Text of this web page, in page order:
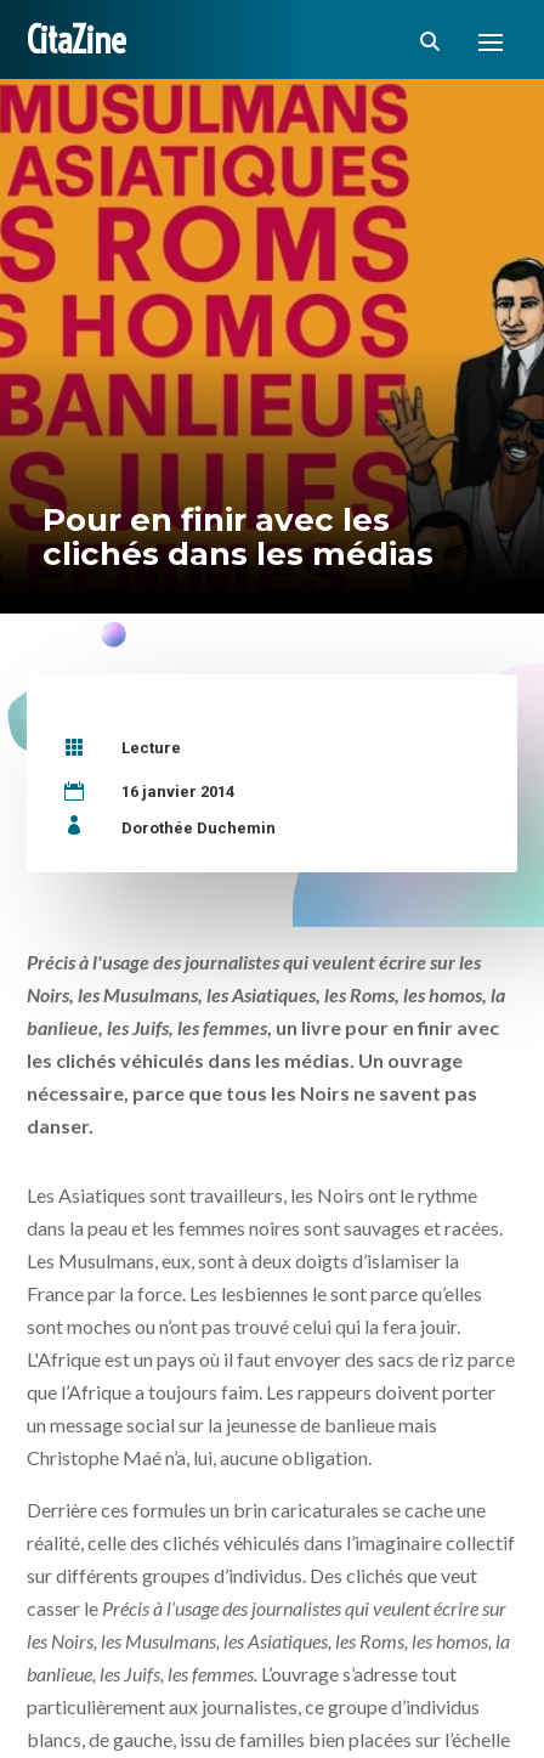
CitaZine
Pour en finir avec les
clichés dans les médias
 Lecture
 16 janvier 2014
 Dorothée Duchemin
Précis à l'usage des journalistes qui veulent écrire sur les
Noirs, les Musulmans, les Asiatiques, les Roms, les homos, la
banlieue, les Juifs, les femmes , un livre pour en finir avec
les clichés véhiculés dans les médias. Un ouvrage
nécessaire, parce que tous les Noirs ne savent pas
danser.
Les Asiatiques sont travailleurs, les Noirs ont le rythme
dans la peau et les femmes noires sont sauvages et racées.
Les Musulmans, eux, sont à deux doigts d’islamiser la
France par la force. Les lesbiennes le sont parce qu’elles
sont moches ou n’ont pas trouvé celui qui la fera jouir.
L'Afrique est un pays où il faut envoyer des sacs de riz parce
que l’Afrique a toujours faim. Les rappeurs doivent porter
un message social sur la jeunesse de banlieue mais
Christophe Maé n’a, lui, aucune obligation.
Derrière ces formules un brin caricaturales se cache une
réalité, celle des clichés véhiculés dans l’imaginaire collectif
sur différents groupes d’individus. Des clichés que veut
casser le Précis à l’usage des journalistes qui veulent écrire sur
les Noirs, les Musulmans, les Asiatiques, les Roms, les homos, la
banlieue, les Juifs, les femmes. L’ouvrage s’adresse tout
particulièrement aux journalistes, ce groupe d’individus
blancs, de gauche, issu de familles bien placées sur l’échelle